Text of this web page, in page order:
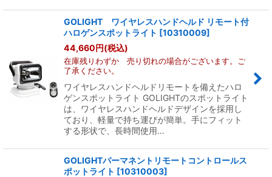
GOLIGHT ワイヤレスハンドヘルド リモート付
ハロゲンスポットライト [10310009]
44,660円(税込)
在庫残りわずか 売り切れの場合がございます。ご
了承ください。
ワイヤレスハンドヘルドリモートを備えたハロ
ゲンスポットライト GOLIGHTのスポットライト
は、ワイヤレスハンドヘルドデザインを採用し
ており、軽量で持ち運びが簡単。手にフィット
する形状で、長時間使用…
GOLIGHTパーマネントリモートコントロールス
ポットライト [10310003]